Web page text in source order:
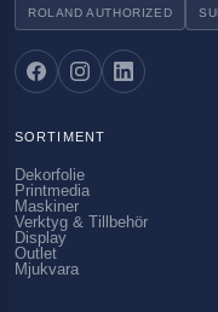
ROLAND AUTHORIZED
SORTIMENT
Dekorfolie
Printmedia
Maskiner
Verktyg & Tillbehör
Display
Outlet
Mjukvara